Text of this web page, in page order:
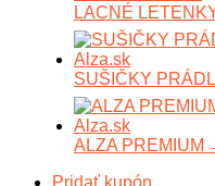
LACNÉ
SUŠIČKY
ALZA PREMIUM
Pridať kupón